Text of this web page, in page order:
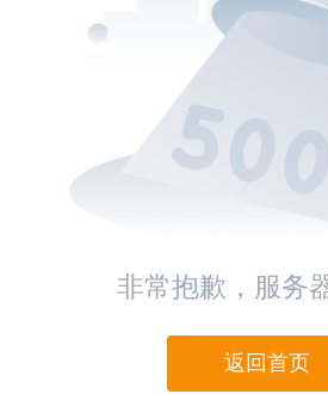
非常抱歉，服务
返回首页